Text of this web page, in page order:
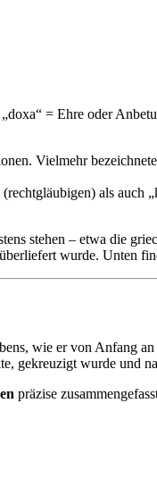
= Ehre oder
Vielmehr
als auch
stehen – etwa die
wurde. Unten
wie er von Anfang
gekreuzigt wurde und
präzise